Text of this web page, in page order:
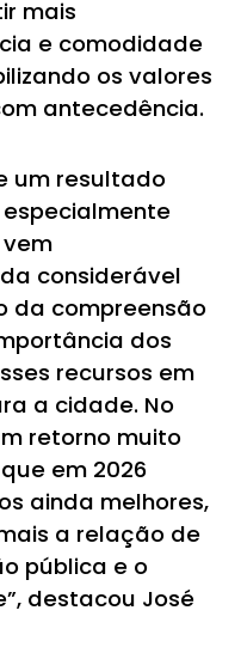
mais
e comodidade
os valores
antecedência.
um resultado
considerável
da compreensão
dos
recursos em
a cidade. No
retorno muito
em 2026
ainda melhores,
a relação de
pública e o
destacou José